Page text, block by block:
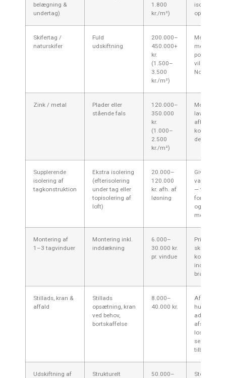
belægning &
undertag)
1.800
kr./m²)
isolering
opgraderet.
Skifertag /
naturskifer
Fuld
udskiftning
200.000–
450.000+
kr.
(1.500–
3.500
kr./m²)
Meget
men dyrt;
populært
villastrøg i
Zink / metal
Plader eller
stående fals
120.000–
350.000
kr.
(1.000–
2.500
kr./m²)
Moderne
lav vægt;
afhænger
Supplerende
isolering af
tagkonstruktion
Ekstra isolering
(efterisolering
under tag eller
topisolering af
loft)
20.000–
120.000
kr. afh. af
løsning
Giver
— tjek
for
og
med
Montering af
1–3 tagvinduer
Montering inkl.
inddækning
6.000–
30.000 kr.
pr. vindue
Prisen
skråtage
kompliceret
indretning
brandkrav.
Stillads, kran &
affald
Stillads
opsætning, kran
ved behov,
bortskaffelse
8.000–
40.000 kr.
Afhænger
adgang og
afstand til
separat
tilbuddet.
Udskiftning af
Strukturelt
50.000–
Stor